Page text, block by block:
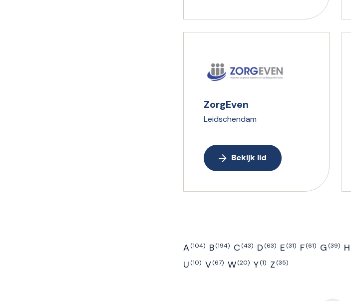
ZorgEven
Leidschendam
Bekijk lid
A(104) B(194) C (43) D (63) E (31) F(61) G (39) H
U (10) V(67) W(20) Y(1) Z (35)